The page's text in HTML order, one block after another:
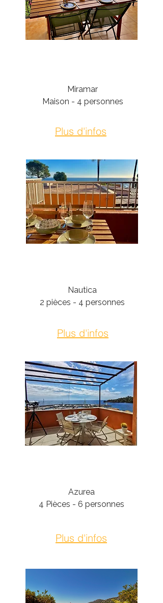
Miramar
Maison - 4 personnes
Plus d'infos
Nautica
2 pièces - 4 personnes
Plus d'infos
Azurea
4 Pièces - 6 personnes
Plus d'infos